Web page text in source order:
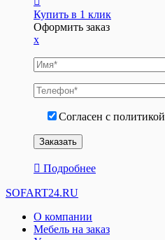
Купить в 1 клик
Оформить заказ
x
Согласен с политикой
Подробнее
SOFART24.RU
О компании
Мебель на заказ